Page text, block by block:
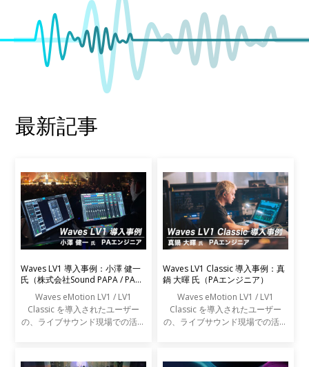
最新記事
Waves LV1 導入事例：小澤 健一
氏（株式会社Sound PAPA / PAエ
Waves eMotion LV1 / LV1
Classic を導入されたユーザー
の、ライブサウンド現場での活用
Waves LV1 Classic 導入事例：真
鍋 大暉 氏（PAエンジニア）
Waves eMotion LV1 / LV1
Classic を導入されたユーザー
の、ライブサウンド現場での活用